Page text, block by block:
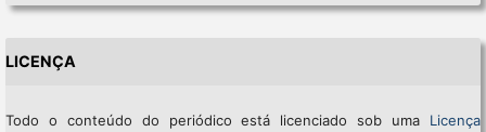
LICENÇA
Todo o conteúdo do periódico está licenciado sob uma Licença